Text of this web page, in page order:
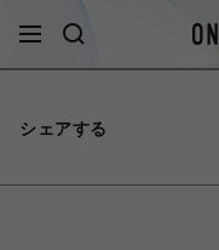
シェアする